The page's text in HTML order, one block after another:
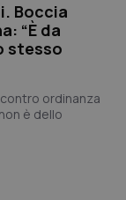
Boccia
“È da
stesso